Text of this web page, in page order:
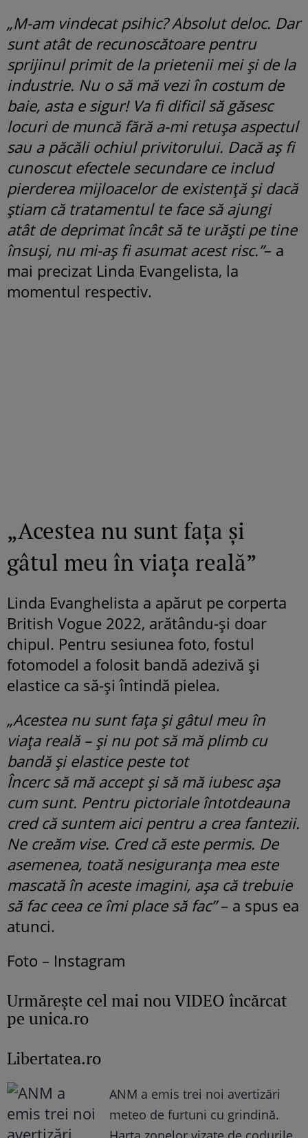
„M-am vindecat psihic? Absolut deloc. Dar
sunt atât de recunoscătoare pentru
sprijinul primit de la prietenii mei și de la
industrie. Nu o să mă vezi în costum de
baie, asta e sigur! Va fi dificil să găsesc
locuri de muncă fără a-mi retușa aspectul
sau a păcăli ochiul privitorului. Dacă aș fi
cunoscut efectele secundare ce includ
pierderea mijloacelor de existență și dacă
știam că tratamentul te face să ajungi
atât de deprimat încât să te urăști pe tine
însuși, nu mi-aș fi asumat acest risc.”– a
mai precizat Linda Evangelista, la
momentul respectiv.
„Acestea nu sunt fața și
gâtul meu în viața reală”
Linda Evanghelista a apărut pe corperta
British Vogue 2022, arătându-și doar
chipul. Pentru sesiunea foto, fostul
fotomodel a folosit bandă adezivă și
elastice ca să-și întindă pielea.
„Acestea nu sunt fața și gâtul meu în
viața reală – și nu pot să mă plimb cu
bandă și elastice peste tot
Încerc să mă accept și să mă iubesc așa
cum sunt. Pentru pictoriale întotdeauna
cred că suntem aici pentru a crea fantezii.
Ne creăm vise. Cred că este permis. De
asemenea, toată nesiguranța mea este
mascată în aceste imagini, așa că trebuie
să fac ceea ce îmi place să fac”– a spus ea
atunci.
Foto – Instagram
Urmăreşte cel mai nou VIDEO încărcat
pe unica.ro
Libertatea.ro
ANM a emis trei noi avertizări
meteo de furtuni cu grindină.